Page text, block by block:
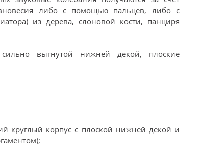
либо с помощью пальцев, либо с
из дерева, слоновой кости, панциря
выгнутой нижней декой, плоские
круглый корпус с плоской нижней декой и